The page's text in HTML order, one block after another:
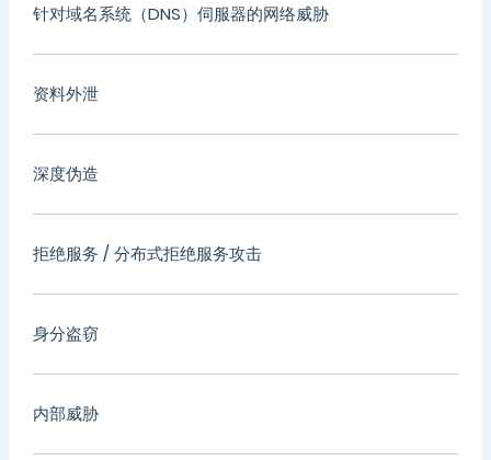
针对域名系统（DNS）伺服器的网络威胁
资料外泄
深度伪造
拒绝服务 / 分布式拒绝服务攻击
身分盗窃
内部威胁